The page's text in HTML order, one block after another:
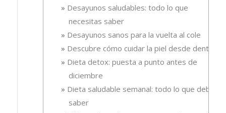
Desayunos saludables: todo lo que
necesitas saber
Desayunos sanos para la vuelta al cole
Descubre cómo cuidar la piel desde dentro
Dieta detox: puesta a punto antes de
diciembre
Dieta saludable semanal: todo lo que debes
saber